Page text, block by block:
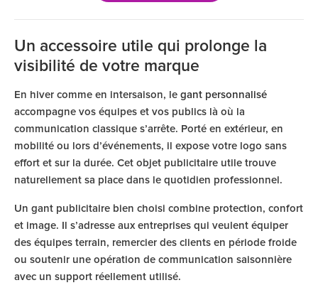
Un accessoire utile qui prolonge la
visibilité de votre marque
En hiver comme en intersaison, le gant personnalisé
accompagne vos équipes et vos publics là où la
communication classique s’arrête. Porté en extérieur, en
mobilité ou lors d’événements, il expose votre logo sans
effort et sur la durée. Cet objet publicitaire utile trouve
naturellement sa place dans le quotidien professionnel.
Un gant publicitaire bien choisi combine protection, confort
et image. Il s’adresse aux entreprises qui veulent équiper
des équipes terrain, remercier des clients en période froide
ou soutenir une opération de communication saisonnière
avec un support réellement utilisé.